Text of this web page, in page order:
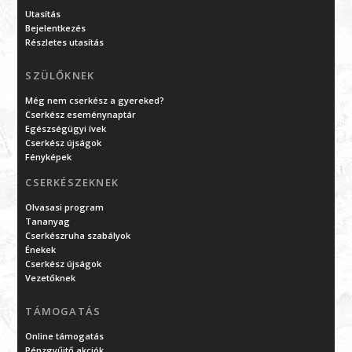
Utasítás
Bejelentkezés
Részletes utasítás
SZÜLŐKNEK
Még nem cserkész a gyereked?
Cserkész eseménynaptár
Egészségügyi ívek
Cserkész újságok
Fényképek
CSERKÉSZEKNEK
Olvasasi program
Tananyag
Cserkészruha szabályok
Énekek
Cserkész újságok
Vezetőknek
TÁMOGATÁS
Online támogatás